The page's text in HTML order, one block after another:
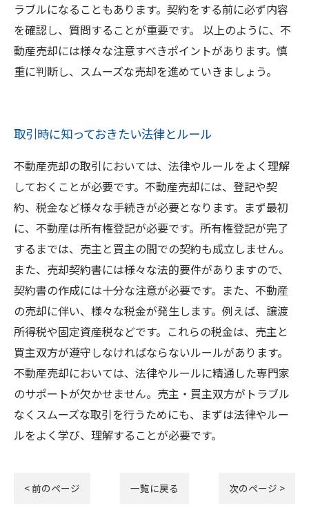
ラブルになることもあります。契約をする前に必ず内容
を確認し、質問することが重要です。 以上のように、不
動産売却には様々な注意すべきポイントがあります。慎
重に判断し、スムーズな売却を進めていきましょう。
取引時に知っておきたい法律とルール
不動産売却の取引においては、法律やルールをよく理解
しておくことが必要です。不動産売却には、登記や契
約、税金など様々な手続きが必要となります。まず最初
に、不動産は所有権登記が必要です。所有権登記が完了
するまでは、売主と買主の間での契約も成立しません。
また、売却契約書には様々な法的要件がありますので、
契約書の作成には十分な注意が必要です。また、不動産
の売却に伴い、様々な税金が発生します。例えば、譲渡
所得税や固定資産税などです。これらの税金は、売主と
買主双方が遵守しなければならないルールがあります。
不動産売却においては、法律やルールに精通した専門家
のサポートが欠かせません。売主・買主双方がトラブル
なくスムーズな取引を行うためにも、まずは法律やルー
ルをよく学び、理解することが必要です。
< 前のページ 一覧に戻る 次のページ >